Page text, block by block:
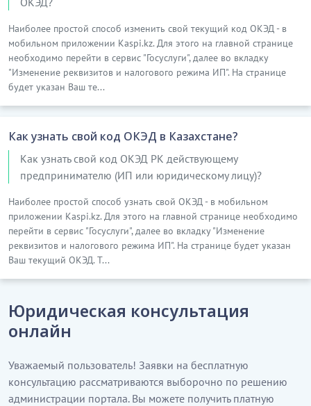
Наиболее простой способ изменить свой текущий код ОКЭД - в
мобильном приложении Kaspi.kz. Для этого на главной странице
необходимо перейти в сервис "Госуслуги", далее во вкладку
"Изменение реквизитов и налогового режима ИП". На странице
будет указан Ваш те...
Как узнать свой код ОКЭД в Казахстане?
Как узнать свой код ОКЭД РК действующему
предпринимателю (ИП или юридическому лицу)?
Наиболее простой способ узнать свой ОКЭД - в мобильном
приложении Kaspi.kz. Для этого на главной странице необходимо
перейти в сервис "Госуслуги", далее во вкладку "Изменение
реквизитов и налогового режима ИП". На странице будет указан
Ваш текущий ОКЭД. Т...
Юридическая консультация
онлайн
Уважаемый пользователь! Заявки на бесплатную
консультацию рассматриваются выборочно по решению
администрации портала. Вы можете получить платную